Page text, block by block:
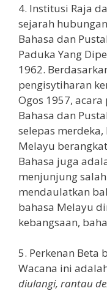
4. Institusi Raja
sejarah
Bahasa dan
Paduka Yang
1962.
pengisytiharan
Ogos 1957,
Bahasa dan
selepas
Melayu
Bahasa juga
menjunjung
mendaulatkan
bahasa Melayu
kebangsaan,
5. Perkenan Beta
Wacana ini
diulangi, rantau